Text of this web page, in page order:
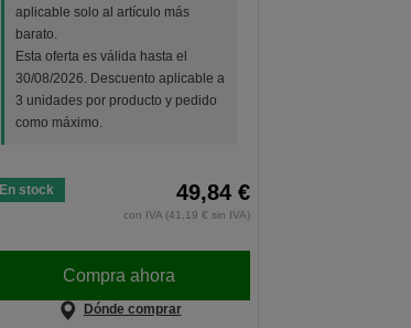
aplicable solo al artículo más
barato.
Esta oferta es válida hasta el
30/08/2026. Descuento aplicable a
3 unidades por producto y pedido
como máximo.
En stock 49,84 €
con IVA (41,19 € sin IVA)
Compra ahora
Dónde comprar